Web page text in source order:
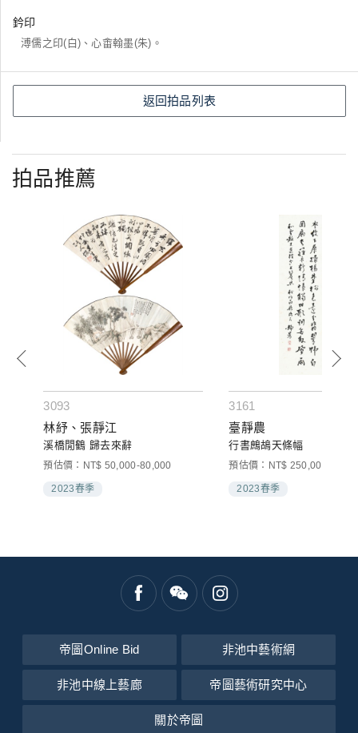
鈐印
溥儒之印(白)、心畬翰墨(朱)。
返回拍品列表
拍品推薦
3093
林紓、張靜江
溪橋閒鶴 歸去來辭
預估價：NT$ 50,000-80,000
2023春季
3161
臺靜農
行書鷓鴣天條幅
預估價：NT$ 250,000-
2023春季
帝圖Online Bid 非池中藝術網
非池中線上藝廊 帝圖藝術研究中心
關於帝圖